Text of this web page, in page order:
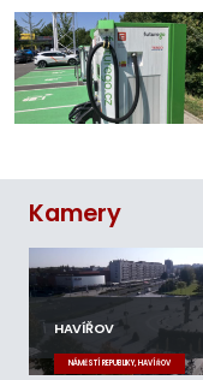
Kamery
HAVÍŘOV
NÁMĚSTÍ REPUBLIKY, HAVÍŘOV